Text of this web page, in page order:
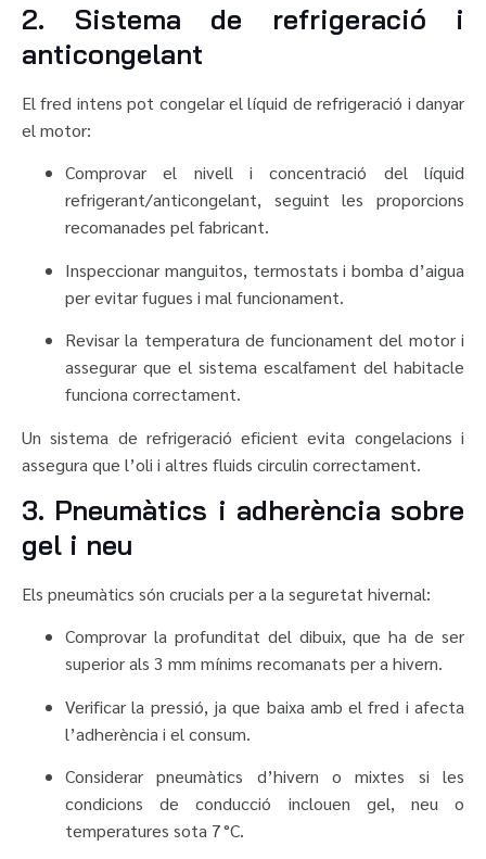
2. Sistema de refrigeració i
anticongelant
El fred intens pot congelar el líquid de refrigeració i danyar
el motor:
Comprovar el nivell i concentració del líquid
refrigerant/anticongelant, seguint les proporcions
recomanades pel fabricant.
Inspeccionar manguitos, termostats i bomba d’aigua
per evitar fugues i mal funcionament.
Revisar la temperatura de funcionament del motor i
assegurar que el sistema escalfament del habitacle
funciona correctament.
Un sistema de refrigeració eficient evita congelacions i
assegura que l’oli i altres fluids circulin correctament.
3. Pneumàtics i adherència sobre
gel i neu
Els pneumàtics són crucials per a la seguretat hivernal:
Comprovar la profunditat del dibuix, que ha de ser
superior als 3 mm mínims recomanats per a hivern.
Verificar la pressió, ja que baixa amb el fred i afecta
l’adherència i el consum.
Considerar pneumàtics d’hivern o mixtes si les
condicions de conducció inclouen gel, neu o
temperatures sota 7 °C.